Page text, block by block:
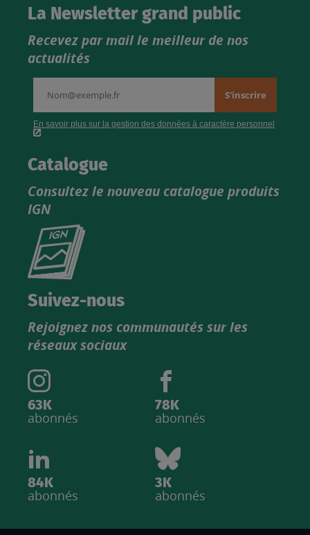
La Newsletter grand public
Recevez par mail le meilleur de nos
actualités
Catalogue
Consultez le nouveau catalogue produits
IGN
Consultez
catalogue
IGN
Suivez-nous
Rejoignez nos communautés sur les
réseaux sociaux
63K
abonnés
78K
abonnés
84K
abonnés
3K
abonnés